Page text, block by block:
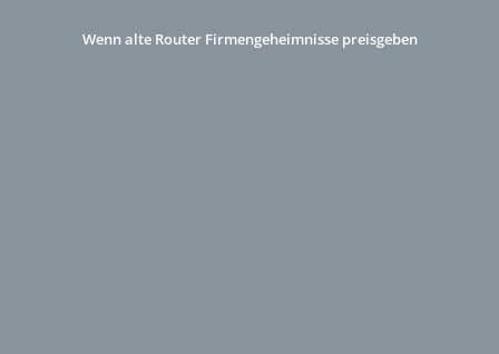
Wenn alte Router Firmengeheimnisse preisgeben